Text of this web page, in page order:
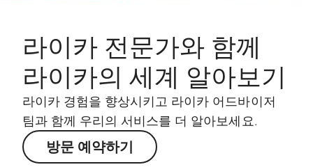
라이카 전문가와 함께
라이카의 세계 알아보기
라이카 경험을 향상시키고 라이카 어드바이저
팀과 함께 우리의 서비스를 더 알아보세요.
방문 예약하기